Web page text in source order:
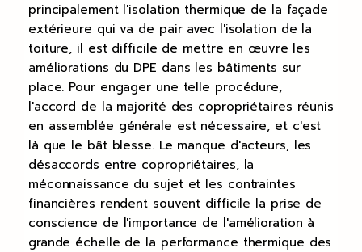
principalement l'isolation thermique de la façade
extérieure qui va de pair avec l'isolation de la
toiture, il est difficile de mettre en œuvre les
améliorations du DPE dans les bâtiments sur
place. Pour engager une telle procédure,
l'accord de la majorité des copropriétaires réunis
en assemblée générale est nécessaire, et c'est
là que le bât blesse. Le manque d'acteurs, les
désaccords entre copropriétaires, la
méconnaissance du sujet et les contraintes
financières rendent souvent difficile la prise de
conscience de l'importance de l'amélioration à
grande échelle de la performance thermique des